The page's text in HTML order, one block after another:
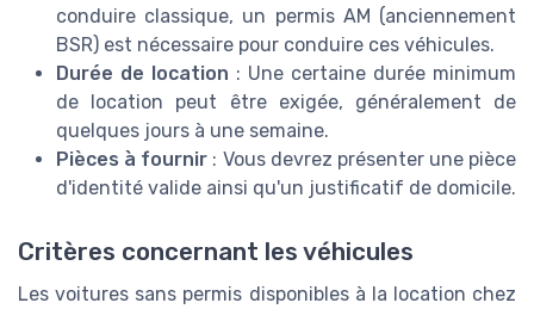
conduire classique, un permis AM (anciennement
BSR) est nécessaire pour conduire ces véhicules.
Durée de location : Une certaine durée minimum
de location peut être exigée, généralement de
quelques jours à une semaine.
Pièces à fournir : Vous devrez présenter une pièce
d'identité valide ainsi qu'un justificatif de domicile.
Critères concernant les véhicules
Les voitures sans permis disponibles à la location chez